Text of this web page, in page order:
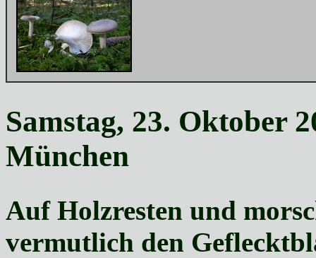
Samstag, 23. Oktober
München
Auf Holzresten und
vermutlich den